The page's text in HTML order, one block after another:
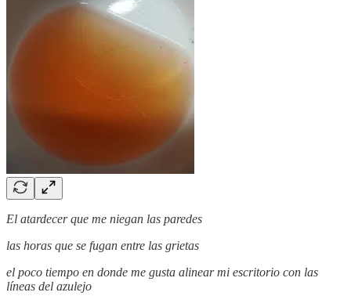
El atardecer que me niegan las paredes
las horas que se fugan entre las grietas
el poco tiempo en donde me gusta alinear mi escritorio con las
líneas del azulejo